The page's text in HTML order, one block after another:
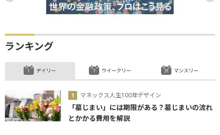
ランキング
デイリー
マネックス人生100年デザイン
「墓じまい」には期限がある？墓じまいの流れ
とかかる費用を解説
ウイークリー マンスリー